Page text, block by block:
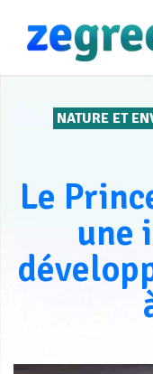
NATURE ET
Le
une